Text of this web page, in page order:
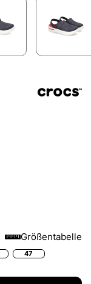
Größentabelle
47